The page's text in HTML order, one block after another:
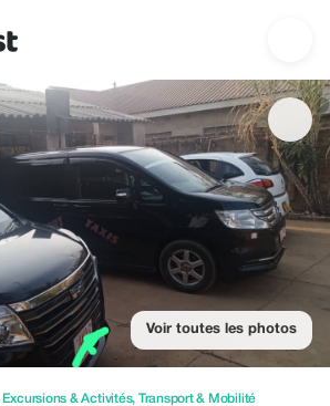
— Hébergements | Up to 15% off |
Voir toutes les photos
Excursions & Activités, Transport & Mobilité